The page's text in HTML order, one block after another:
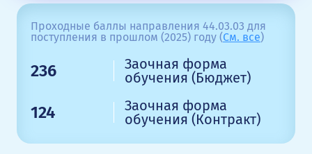
Проходные баллы направления 44.03.03 для
поступления в прошлом (2025) году (См. все)
236
Заочная форма
обучения (Бюджет)
124
Заочная форма
обучения (Контракт)